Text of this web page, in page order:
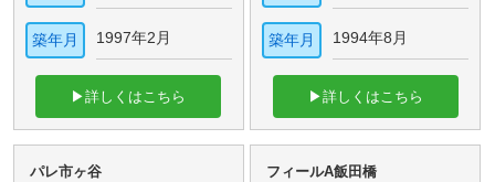
築年月 1997年2月
▶詳しくはこちら
築年月 1994年8月
▶詳しくはこちら
パレ市ヶ谷 フィールA飯田橋